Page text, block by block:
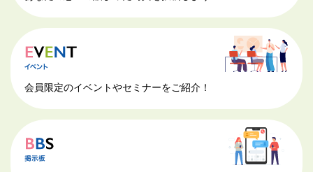
会員限定のイベントやセミナーをご紹介！